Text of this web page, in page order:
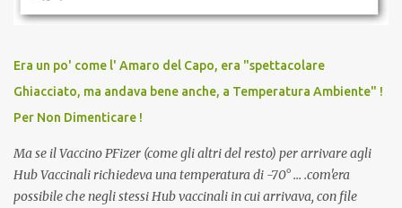
persona cattiva. Non avevamo mai visto un vaccino che minacci le
vaccino usato per minacciare i mezzi di sussistenza, il lavoro o la
scuola. Non avevamo mai visto un vaccino che permettesse a un
dodicenne di ignorare il consenso dei genitori. Dopo tutti i vaccini
che abbiamo elencato sopra...
Era un po' come l' Amaro del Capo, era "spettacolare
Ghiacciato, ma andava bene anche, a Temperatura Ambiente" !
Per Non Dimenticare !
Ma se il Vaccino PFizer (come gli altri del resto) per arrivare agli
Hub Vaccinali richiedeva una temperatura di -70° ... .com'era
possibile che negli stessi Hub vaccinali in cui arrivava, con file